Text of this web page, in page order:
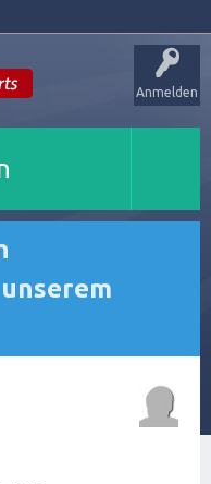
Anmelden